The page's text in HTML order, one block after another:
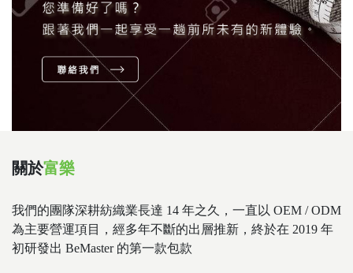
關於富樂
我們的團隊深耕紡織業長達 14 年之久，一直以 OEM / ODM
為主要營運項目，經多年不斷的出層推新，終於在 2019 年
初研發出 BeMaster 的第一款包款